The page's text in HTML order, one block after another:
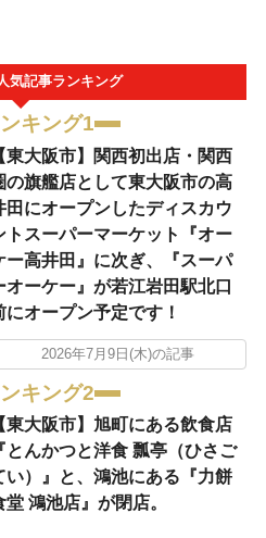
気記事ランキング
キング1
東大阪市】関西初出店・関西
の旗艦店として東大阪市の高
田にオープンしたディスカウ
トスーパーマーケット『オー
ー高井田』に次ぎ、『スーパ
オーケー』が若江岩田駅北口
にオープン予定です！
2026年7月9日(木)の記事
キング2
東大阪市】旭町にある飲食店
とんかつと洋食 瓢亭（ひさご
い）』と、鴻池にある『力餅
堂 鴻池店』が閉店。